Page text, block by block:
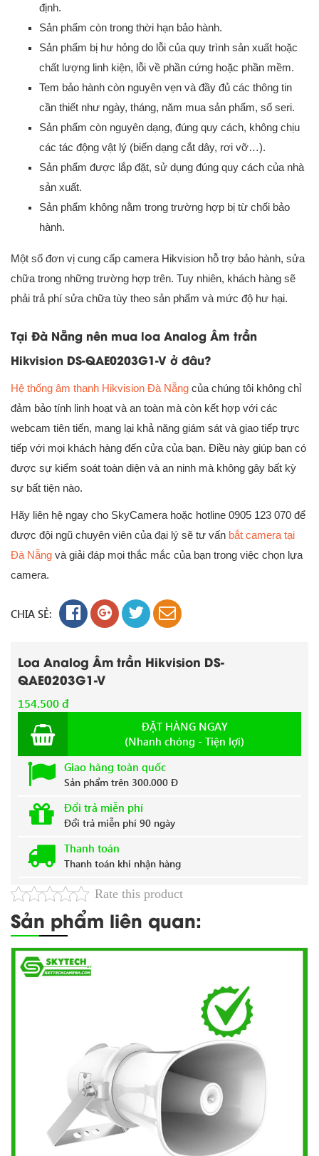
định.
Sản phẩm còn trong thời hạn bảo hành.
Sản phẩm bị hư hỏng do lỗi của quy trình sản xuất hoặc
chất lượng linh kiện, lỗi về phần cứng hoặc phần mềm.
Tem bảo hành còn nguyên vẹn và đầy đủ các thông tin
cần thiết như ngày, tháng, năm mua sản phẩm, số seri.
Sản phẩm còn nguyên dạng, đúng quy cách, không chịu
các tác động vật lý (biến dạng cắt dây, rơi vỡ…).
Sản phẩm được lắp đặt, sử dụng đúng quy cách của nhà
sản xuất.
Sản phẩm không nằm trong trường hợp bị từ chối bảo
hành.
Một số đơn vị cung cấp camera Hikvision hỗ trợ bảo hành, sửa
chữa trong những trường hợp trên. Tuy nhiên, khách hàng sẽ
phải trả phí sửa chữa tùy theo sản phẩm và mức độ hư hại.
Tại Đà Nẵng nên mua loa Analog Âm trần
Hikvision DS-QAE0203G1-V ở đâu?
Hệ thống âm thanh Hikvision Đà Nẵng của chúng tôi không chỉ
đảm bảo tính linh hoạt và an toàn mà còn kết hợp với các
webcam tiên tiến, mang lại khả năng giám sát và giao tiếp trực
tiếp với mọi khách hàng đến cửa của bạn. Điều này giúp bạn có
được sự kiểm soát toàn diện và an ninh mà không gây bất kỳ
sự bất tiện nào.
Hãy liên hệ ngay cho SkyCamera hoặc hotline 0905 123 070 để
được đội ngũ chuyên viên của đại lý sẽ tư vấn bắt camera tại
Đà Nẵng và giải đáp mọi thắc mắc của bạn trong việc chọn lựa
camera.
CHIA SẺ:
Loa Analog Âm trần Hikvision DS-
QAE0203G1-V
154.500 đ
ĐẶT HÀNG NGAY
(Nhanh chóng - Tiện lợi)
Giao hàng toàn quốc
Sản phẩm trên 300.000 Đ
Đổi trả miễn phí
Đổi trả miễn phí 90 ngày
Thanh toán
Thanh toán khi nhận hàng
Rate this product
Sản phẩm liên quan: